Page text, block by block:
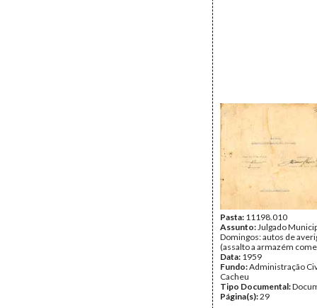
Pasta: 11198.010
Assunto:Julgado
Domingos: autos de
(assalto a armazém
Data: 1959
Fundo:Administração
Cacheu
Tipo Documental:
Página(s):29